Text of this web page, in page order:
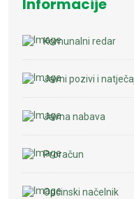
Informacije
Komunalni redar
Javni pozivi i
Javna nabava
Proračun
Općinski načelnik